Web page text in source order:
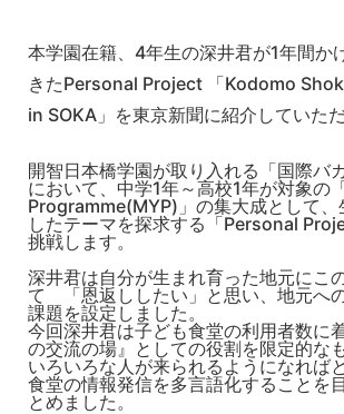
本学園在籍、4年生の深井君が1年間か
きたPersonal Project 「Kodomo
in SOKA」を東京新聞に紹介していただ
開智日本橋学園が取り入れる「国際バ
において、中学1年～高校1年が対象の
Programme(MYP)」の集大成として、
したテーマを探求する「Personal
挑戦します。
深井君は自分が生まれ育った地元にこ
て 「恩返ししたい」と思い、地元へ
課題を設定しました。
今回深井君は子ども食堂の利用者数に
の交流の場』としての役割を限定的な
いろいろな人が来られるようになれば
食堂の情報発信を多言語化することを
とめました。